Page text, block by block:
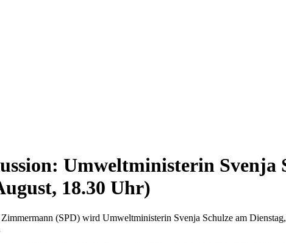
Umweltministerin Svenja
18.30 Uhr)
(SPD) wird Umweltministerin Svenja Schulze am